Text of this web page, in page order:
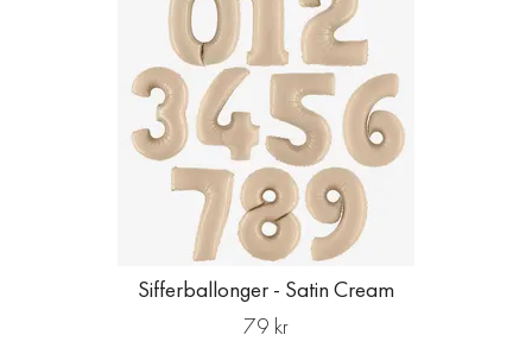
Sifferballonger - Satin Cream
79 kr